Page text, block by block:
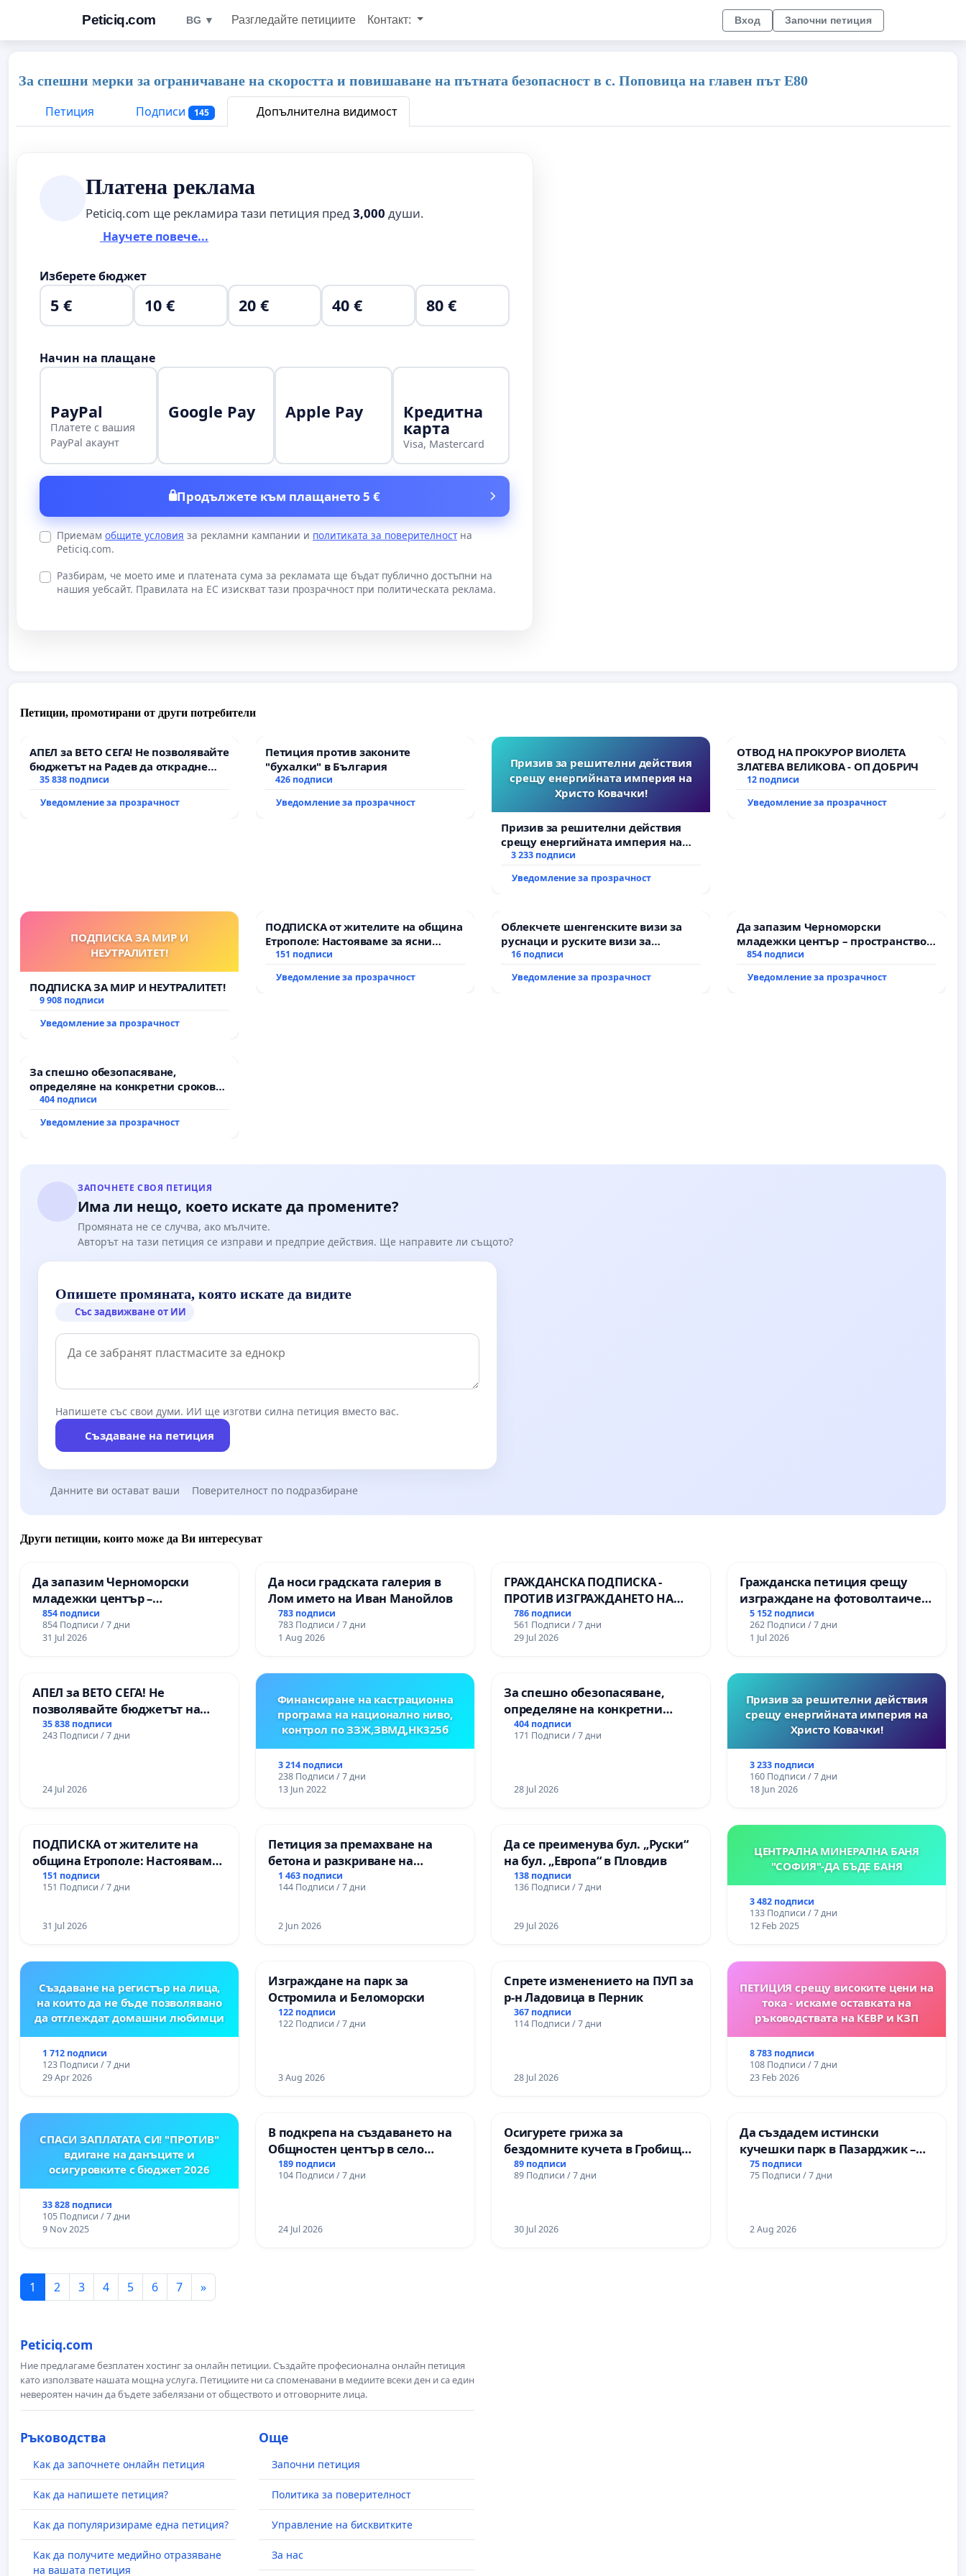
Peticiq.com BG ▼ Разгледайте петициите Контакт: Вход Започни петиция
За спешни мерки за ограничаване на скоростта и повишаване на пътната безопасност в с. Поповица на главен път Е80
Петиция
Подписи 145 Допълнителна видимост
Платена реклама
Peticiq.com ще рекламира тази петиция пред 3,000 души.
Научете повече...
Изберете бюджет
5 € 10 € 20 € 40 € 80 €
Начин на плащане
PayPal
Платете с вашия
PayPal акаунт
Google Pay Apple Pay Кредитна
карта
Visa, Mastercard
Продължете към плащането 5 €
Приемам общите условия за рекламни кампании и политиката за поверителностна
Peticiq.com.
Разбирам, че моето име и платената сума за рекламата ще бъдат публично достъпни на
нашия уебсайт. Правилата на ЕС изискват тази прозрачност при политическата реклама.
Петиции, промотирани от други потребители
АПЕЛ за ВЕТО СЕГА! Не позволявайте
бюджетът на Радев да открадне
парите и правата ни в тъмното
35 838 подписи
Уведомление за прозрачност
Петиция против законите
"бухалки" в България
426 подписи
Уведомление за прозрачност
Призив за решителни действия
срещу енергийната империя на
Христо Ковачки!
Призив за решителни действия
срещу енергийната империя на
Христо Ковачки!
3 233 подписи
Уведомление за прозрачност
ОТВОД НА ПРОКУРОР ВИОЛЕТА
ЗЛАТЕВА ВЕЛИКОВА - ОП ДОБРИЧ
12 подписи
Уведомление за прозрачност
ПОДПИСКА ЗА МИР И
НЕУТРАЛИТЕТ!
ПОДПИСКА ЗА МИР И НЕУТРАЛИТЕТ!
9 908 подписи
Уведомление за прозрачност
ПОДПИСКА от жителите на община
Етрополе: Настояваме за ясни
гаранции от “Елаците-МЕД” АД и от
всички екологични норми!
151 подписи
Уведомление за прозрачност
Облекчете шенгенските визи за
руснаци и руските визи за
българи
16 подписи
Уведомление за прозрачност
Да запазим Черноморски
младежки център – пространство
за младите на Варна
854 подписи
Уведомление за прозрачност
За спешно обезопасяване,
определяне на конкретни срокове
и извършване на цялостна
републиканския път между пътен
404 подписи
Уведомление за прозрачност
ЗАПОЧНЕТЕ СВОЯ ПЕТИЦИЯ
Има ли нещо, което искате да промените?
Промяната не се случва, ако мълчите.
Авторът на тази петиция се изправи и предприе действия. Ще направите ли същото?
Опишете промяната, която искате да видите
Със задвижване от ИИ
Напишете със свои думи. ИИ ще изготви силна петиция вместо вас.
Създаване на петиция
Данните ви остават ваши Поверителност по подразбиране
Други петиции, които може да Ви интересуват
Да запазим Черноморски
младежки център –
пространство за младите на
Варна
854 подписи
854 Подписи / 7 дни
31 Jul 2026
Да носи градската галерия в
Лом името на Иван Манойлов
783 подписи
783 Подписи / 7 дни
1 Aug 2026
ГРАЖДАНСКА ПОДПИСКА -
ПРОТИВ ИЗГРАЖДАНЕТО НА
ВЪЖЕНА ЛИНИЯ (ЛИФТ) НА
ТЕРИТОРИЯТА НА ПРИРОДНА
ЗАБЕЛЕЖИТЕЛНОСТ „ХЪЛМ НА
786 подписи
561 Подписи / 7 дни
29 Jul 2026
Гражданска петиция срещу
изграждане на фотоволтаичен
парк в с.Прибой, общ. Радомир
5 152 подписи
262 Подписи / 7 дни
1 Jul 2026
АПЕЛ за ВЕТО СЕГА! Не
позволявайте бюджетът на
Радев да открадне парите и
правата ни в тъмното
35 838 подписи
243 Подписи / 7 дни
24 Jul 2026
Финансиране на кастрационна
програма на национално ниво,
контрол по ЗЗЖ,ЗВМД,НК325б
3 214 подписи
238 Подписи / 7 дни
13 Jun 2022
За спешно обезопасяване,
определяне на конкретни
срокове и извършване на
цялостна рехабилитация на
Ихтиман - с. Мирово - к.к.
404 подписи
171 Подписи / 7 дни
28 Jul 2026
Призив за решителни действия
срещу енергийната империя на
Христо Ковачки!
3 233 подписи
160 Подписи / 7 дни
18 Jun 2026
ПОДПИСКА от жителите на
община Етрополе: Настояваме
за ясни гаранции от “Елаците-
МЕД” АД и от държавата, че ще
екологични норми!
151 подписи
151 Подписи / 7 дни
31 Jul 2026
Петиция за премахване на
бетона и разкриване на
античното сърце на
Могиланската могила във
1 463 подписи
144 Подписи / 7 дни
2 Jun 2026
Да се преименува бул. „Руски“
на бул. „Европа“ в Пловдив
138 подписи
136 Подписи / 7 дни
29 Jul 2026
ЦЕНТРАЛНА МИНЕРАЛНА БАНЯ
"СОФИЯ"-ДА БЪДЕ БАНЯ
3 482 подписи
133 Подписи / 7 дни
12 Feb 2025
Създаване на регистър на лица,
на които да не бъде позволявано
да отглеждат домашни любимци
1 712 подписи
123 Подписи / 7 дни
29 Apr 2026
Изграждане на парк за
Остромила и Беломорски
122 подписи
122 Подписи / 7 дни
3 Aug 2026
Спрете изменението на ПУП за
р-н Ладовица в Перник
367 подписи
114 Подписи / 7 дни
28 Jul 2026
ПЕТИЦИЯ срещу високите цени на
тока - искаме оставката на
ръководствата на КЕВР и КЗП
8 783 подписи
108 Подписи / 7 дни
23 Feb 2026
СПАСИ ЗАПЛАТАТА СИ! "ПРОТИВ"
вдигане на данъците и
осигуровките с бюджет 2026
33 828 подписи
105 Подписи / 7 дни
9 Nov 2025
В подкрепа на създаването на
Общностен център в село
Църква
189 подписи
104 Подписи / 7 дни
24 Jul 2026
Осигурете грижа за
бездомните кучета в Гробищен
парк „Чаира“ в община Плевен
89 подписи
89 Подписи / 7 дни
30 Jul 2026
Да създадем истински
кучешки парк в Пазарджик –
място за хора и техните
любимци
75 подписи
75 Подписи / 7 дни
2 Aug 2026
1 2 3 4 5 6 7 »
Peticiq.com
Ние предлагаме безплатен хостинг за онлайн петиции. Създайте професионална онлайн петиция
като използвате нашата мощна услуга. Петициите ни са споменавани в медиите всеки ден и са един
невероятен начин да бъдете забелязани от обществото и отговорните лица.
Ръководства
Как да започнете онлайн петиция
Как да напишете петиция?
Как да популяризираме една петиция?
Как да получите медийно отразяване
на вашата петиция
Още
Започни петиция
Политика за поверителност
Управление на бисквитките
За нас